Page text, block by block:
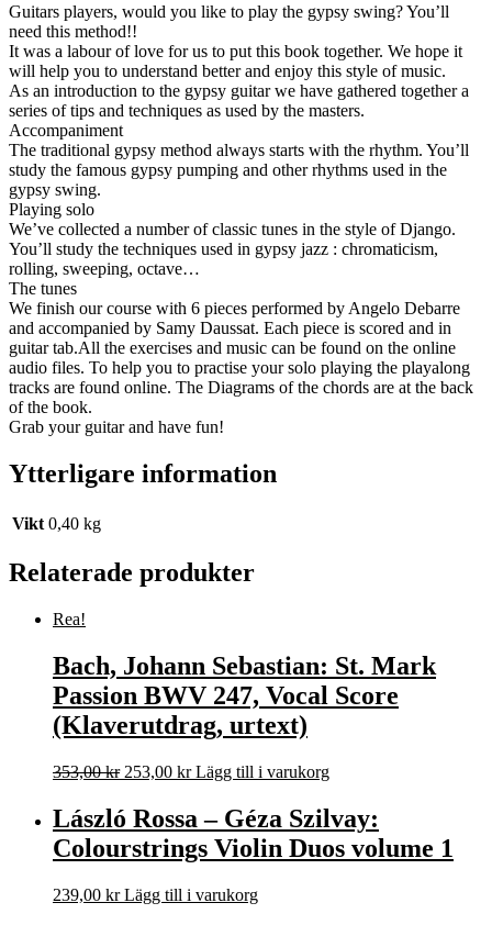
Guitars players, would you like to play the gypsy swing? You’ll
need this method!!
It was a labour of love for us to put this book together. We hope it
will help you to understand better and enjoy this style of music.
As an introduction to the gypsy guitar we have gathered together a
series of tips and techniques as used by the masters.
Accompaniment
The traditional gypsy method always starts with the rhythm. You’ll
study the famous gypsy pumping and other rhythms used in the
gypsy swing.
Playing solo
We’ve collected a number of classic tunes in the style of Django.
You’ll study the techniques used in gypsy jazz : chromaticism,
rolling, sweeping, octave…
The tunes
We finish our course with 6 pieces performed by Angelo Debarre
and accompanied by Samy Daussat. Each piece is scored and in
guitar tab.All the exercises and music can be found on the online
audio files. To help you to practise your solo playing the playalong
tracks are found online. The Diagrams of the chords are at the back
of the book.
Grab your guitar and have fun!
Ytterligare information
Vikt 0,40 kg
Relaterade produkter
Rea!
Bach, Johann Sebastian: St. Mark
Passion BWV 247, Vocal Score
(Klaverutdrag, urtext)
353,00kr Det
priset
var:
353,00 kr.
253,00 krDet
priset
är:
253,00 kr.
Lägg till i varukorg
László Rossa – Géza Szilvay:
Colourstrings Violin Duos volume 1
239,00 kr Lägg till i varukorg